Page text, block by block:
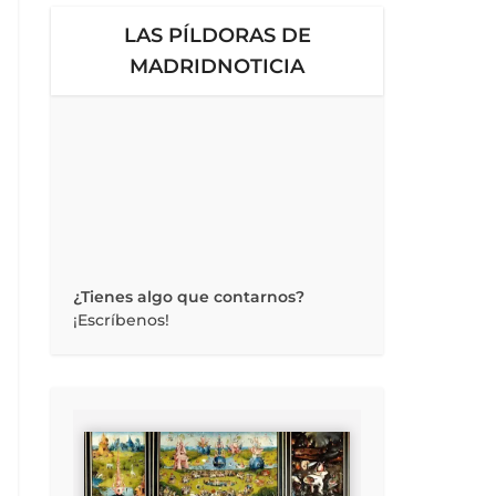
LAS PÍLDORAS DE
MADRIDNOTICIA
¿Tienes algo que contarnos?
¡Escríbenos!